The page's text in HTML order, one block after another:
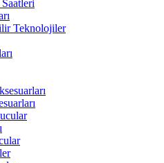
Teknolojiler